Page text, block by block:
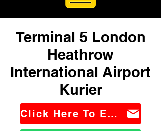
Terminal 5 London
Heathrow
International Airport
Kurier
Click Here To Email Us